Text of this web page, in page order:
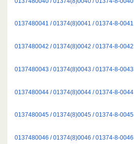
0137480041 / 01374(8)0041 / 01374-8-0041
0137480042 / 01374(8)0042 / 01374-8-0042
0137480043 / 01374(8)0043 / 01374-8-0043
0137480044 / 01374(8)0044 / 01374-8-0044
0137480045 / 01374(8)0045 / 01374-8-0045
0137480046 / 01374(8)0046 / 01374-8-0046